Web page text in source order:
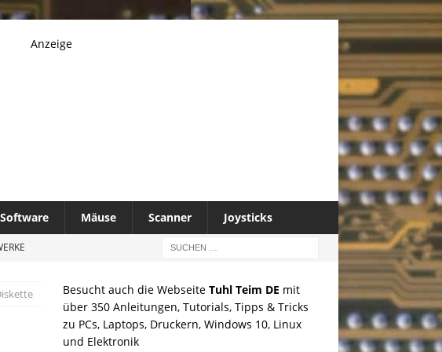
Anzeige
Software Mäuse Scanner Joysticks
Besucht auch die Webseite Tuhl Teim DE mit
über 350 Anleitungen, Tutorials, Tipps & Tricks
zu PCs, Laptops, Druckern, Windows 10, Linux
und Elektronik